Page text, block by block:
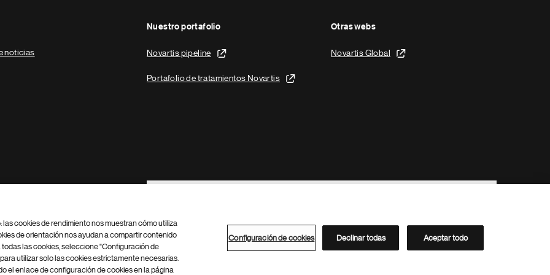
noticias
Nuestro portafolio
Novartis pipeline
Portafolio de tratamientos Novartis
Otras webs
Novartis Global
Footer Site Search
Configuración de cookies Mapa del sitio
Directorio de Novartis
cookies de rendimiento nos muestran cómo utiliza
de orientación nos ayudan a compartir contenido
las cookies, seleccione "Configuración de
utilizar solo las cookies estrictamente necesarias.
el enlace de configuración de cookies en la página
Configuración de cookies Declinar todas Aceptar todo